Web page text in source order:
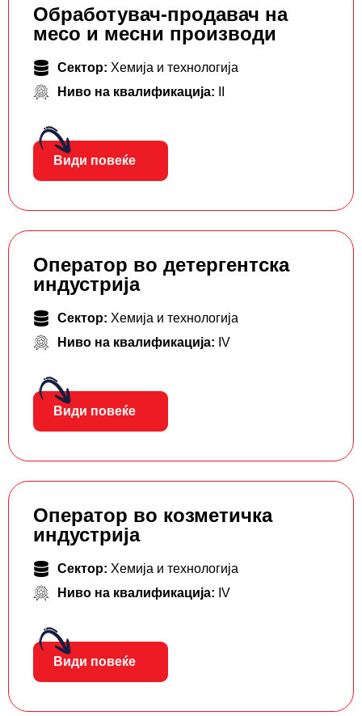
Обработувач-продавач на
месо и месни производи
Сектор: Хемија и технологија
Ниво на квалификација:
Види повеќе
Оператор во детергентска
индустрија
Сектор: Хемија и технологија
Ниво на квалификација: IV
Види повеќе
Оператор во козметичка
индустрија
Сектор: Хемија и технологија
Ниво на квалификација: IV
Види повеќе